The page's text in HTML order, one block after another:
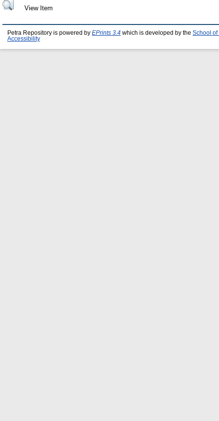
View Item
Petra Repository is powered by EPrints 3.4 which is developed by the School of
Accessibility